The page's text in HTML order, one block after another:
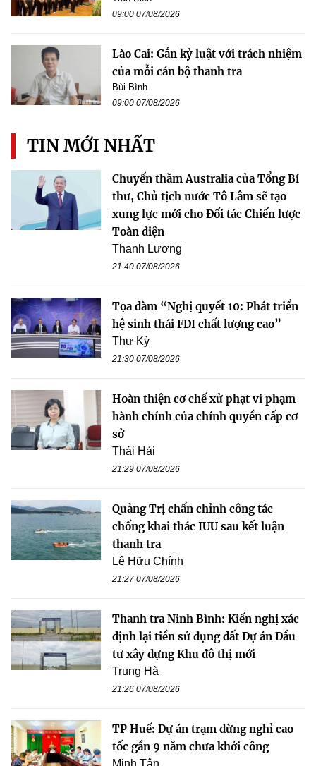
09:00 07/08/2026
Lào Cai: Gắn kỷ luật với trách nhiệm
của mỗi cán bộ thanh tra
Bùi Bình
09:00 07/08/2026
TIN MỚI NHẤT
Chuyến thăm Australia của Tổng Bí
thư, Chủ tịch nước Tô Lâm sẽ tạo
xung lực mới cho Đối tác Chiến lược
Toàn diện
Thanh Lương
21:40 07/08/2026
Tọa đàm “Nghị quyết 10: Phát triển
hệ sinh thái FDI chất lượng cao”
Thư Kỳ
21:30 07/08/2026
Hoàn thiện cơ chế xử phạt vi phạm
hành chính của chính quyền cấp cơ
sở
Thái Hải
21:29 07/08/2026
Quảng Trị chấn chỉnh công tác
chống khai thác IUU sau kết luận
thanh tra
Lê Hữu Chính
21:27 07/08/2026
Thanh tra Ninh Bình: Kiến nghị xác
định lại tiền sử dụng đất Dự án Đầu
tư xây dựng Khu đô thị mới
Trung Hà
21:26 07/08/2026
TP Huế: Dự án trạm dừng nghỉ cao
tốc gần 9 năm chưa khởi công